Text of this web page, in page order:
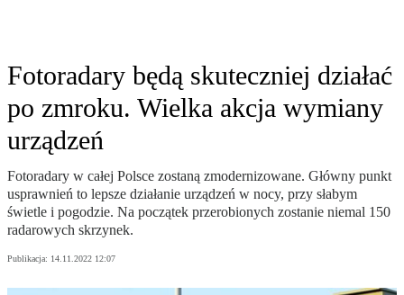
Fotoradary będą skuteczniej działać
po zmroku. Wielka akcja wymiany
urządzeń
Fotoradary w całej Polsce zostaną zmodernizowane. Główny punkt
usprawnień to lepsze działanie urządzeń w nocy, przy słabym
świetle i pogodzie. Na początek przerobionych zostanie niemal 150
radarowych skrzynek.
Publikacja: 14.11.2022 12:07